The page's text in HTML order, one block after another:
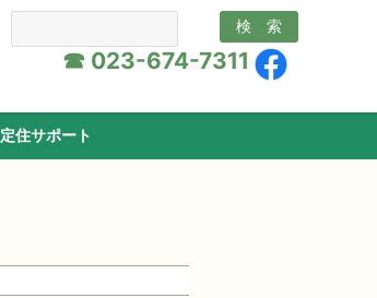
☎ 023-674-7311
定住サポート